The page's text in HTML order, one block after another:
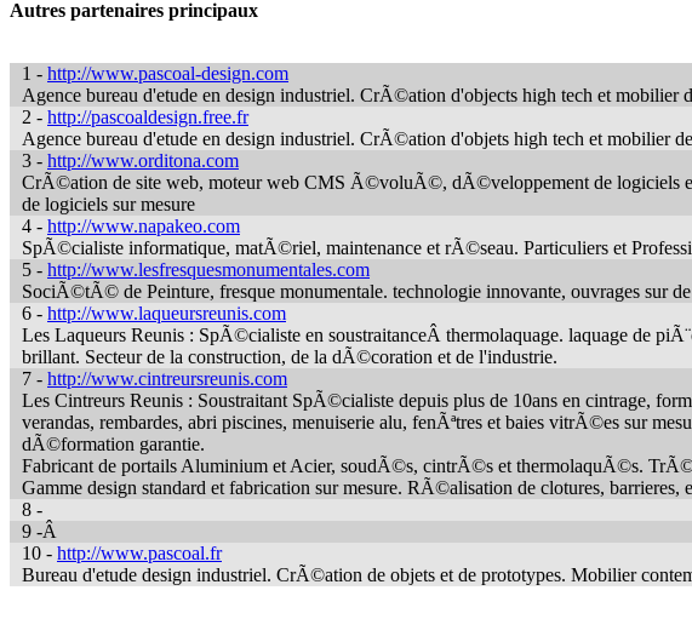
Autres partenaires principaux
1 - http://www.pascoal-design.com
Agence bureau d'etude en design industriel. CrÃ©ation d'objects high tech et mobilier
2 - http://pascoaldesign.free.fr
Agence bureau d'etude en design industriel. CrÃ©ation d'objets high tech et mobilier
3 - http://www.orditona.com
CrÃ©ation de site web, moteur web CMS Ã©voluÃ©, dÃ©veloppement de logiciels
de logiciels sur mesure
4 - http://www.napakeo.com
SpÃ©cialiste informatique, matÃ©riel, maintenance et rÃ©seau. Particuliers et
5 - http://www.lesfresquesmonumentales.com
SociÃ©tÃ© de Peinture, fresque monumentale. technologie innovante, ouvrages sur
6 - http://www.laqueursreunis.com
Les Laqueurs Reunis : SpÃ©cialiste en soustraitanceÂ thermolaquage. laquage de
brillant. Secteur de la construction, de la dÃ©coration et de l'industrie.
7 - http://www.cintreursreunis.com
Les Cintreurs Reunis : Soustraitant SpÃ©cialiste depuis plus de 10ans en cintrage,
verandas, rembardes, abri piscines, menuiserie alu, fenÃªtres et baies vitrÃ©es sur
dÃ©formation garantie.
Fabricant de portails Aluminium et Acier, soudÃ©s, cintrÃ©s et thermolaquÃ©s.
Gamme design standard et fabrication sur mesure. RÃ©alisation de clotures,
8 -
9 -Â
10 - http://www.pascoal.fr
Bureau d'etude design industriel. CrÃ©ation de objets et de prototypes. Mobilier